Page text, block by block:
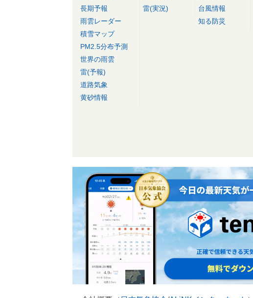
長期予報
雨雲レーダー
積雪マップ
PM2.5分布予測
世界の雨雲
雷(予報)
道路気象
黄砂情報
雷(実況)
台風情報
知る防災